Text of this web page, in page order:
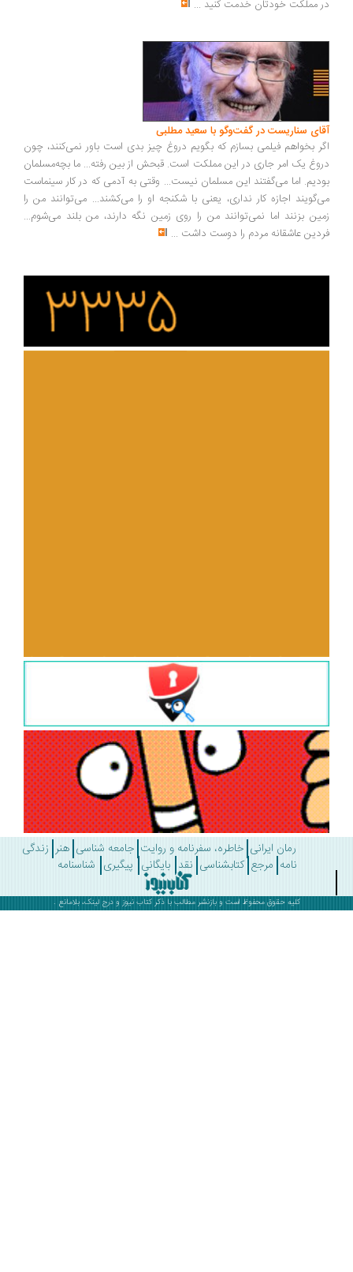
مملکت خودتان خدمت کنید...
سناریست در گفت‌وگو با سعید مطلبی
بخواهم فیلمی بسازم که بگویم دروغ چیز بدی است باور نمی‌کنند، چون
یک امر جاری در این مملکت است. قبحش از بین رفته... ما بچه‌مسلمان
اما می‌گفتند این مسلمان نیست... وقتی به آدمی که در کار سینماست
اجازه کار نداری، یعنی با شکنجه او را می‌کشند... می‌توانند من را
بزنند اما نمی‌توانند من را روی زمین نگه دارند، من بلند می‌شوم...
عاشقانه مردم را دوست داشت ...
رمان ایرانی خاطره، سفرنامه و روایت جامعه شناسی هنر زندگی
مرجع کتابشناسی نقد بایگانی پیگیری شناسنامه
کلیه حقوق محفوظ است و بازنشر مطالب با ذکرکتاب نیوزو درج لینک، بلامانع .